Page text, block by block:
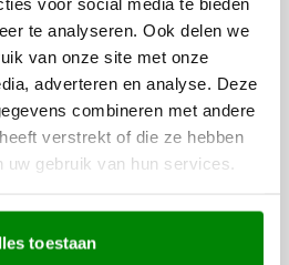
te analyseren. Ook delen we
van onze site met onze
adverteren en analyse. Deze
combineren met andere
verstrekt of die ze hebben
gebruik van hun services.
toestaan
van het materiaal zorgt
uitkomt op deze premium
van je
een digitaal voorbeeld
Heb je speciale wensen